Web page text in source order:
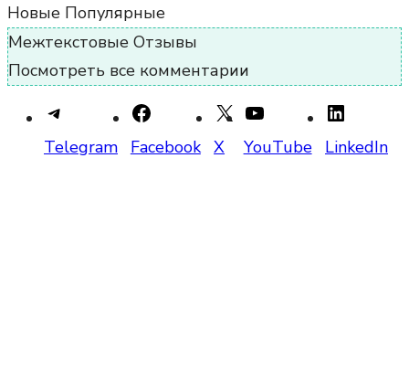
Новые Популярные
Межтекстовые Отзывы
Посмотреть все комментарии
Telegram Facebook X YouTube LinkedIn